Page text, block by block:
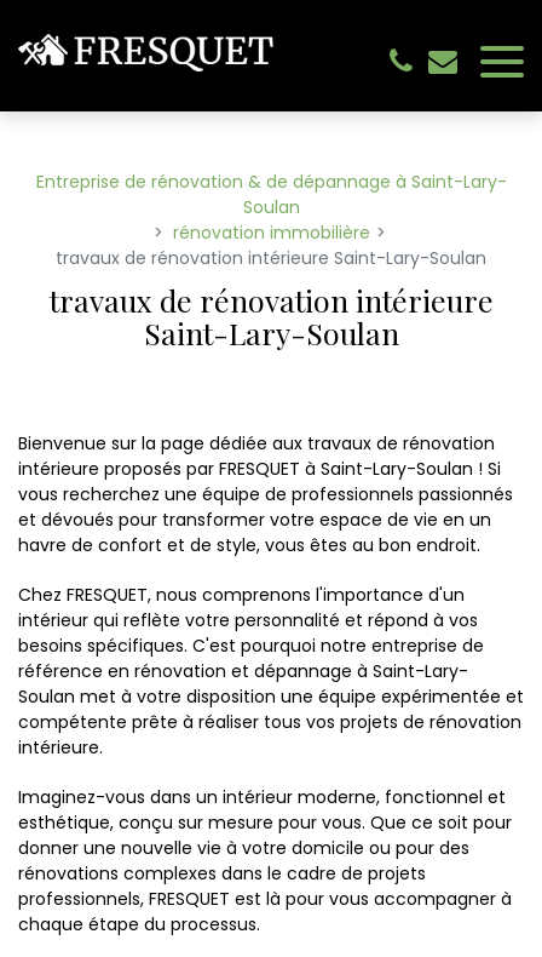
Entreprise de rénovation & de dépannage à Saint-Lary-
Soulan
rénovation immobilière
travaux de rénovation intérieure Saint-Lary-Soulan
travaux de rénovation intérieure
Saint-Lary-Soulan
Bienvenue sur la page dédiée aux travaux de rénovation
intérieure proposés par FRESQUET à Saint-Lary-Soulan ! Si
vous recherchez une équipe de professionnels passionnés
et dévoués pour transformer votre espace de vie en un
havre de confort et de style, vous êtes au bon endroit.
Chez FRESQUET, nous comprenons l'importance d'un
intérieur qui reflète votre personnalité et répond à vos
besoins spécifiques. C'est pourquoi notre entreprise de
référence en rénovation et dépannage à Saint-Lary-
Soulan met à votre disposition une équipe expérimentée et
compétente prête à réaliser tous vos projets de rénovation
intérieure.
Imaginez-vous dans un intérieur moderne, fonctionnel et
esthétique, conçu sur mesure pour vous. Que ce soit pour
donner une nouvelle vie à votre domicile ou pour des
rénovations complexes dans le cadre de projets
professionnels, FRESQUET est là pour vous accompagner à
chaque étape du processus.